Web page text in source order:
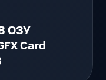
ОЗУ
Card